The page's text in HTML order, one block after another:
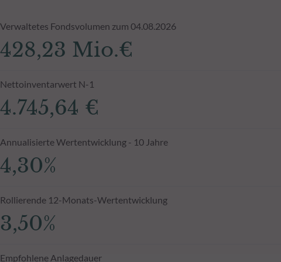
Verwaltetes Fondsvolumen zum 04.08.2026
428,23 Mio.€
Nettoinventarwert N-1
4.745,64 €
Annualisierte Wertentwicklung - 10 Jahre
4,30%
Rollierende 12-Monats-Wertentwicklung
3,50%
Empfohlene Anlagedauer